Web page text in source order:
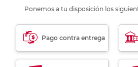
Ponemos a tu disposición los
Pago contra entrega